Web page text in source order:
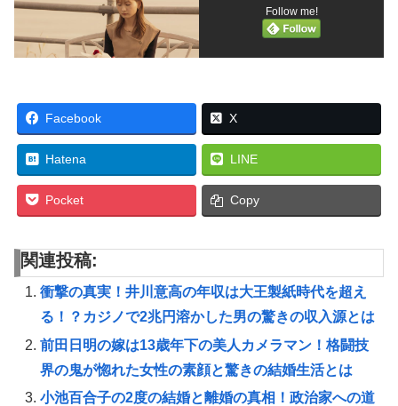
Follow me!
Facebook X
Hatena LINE
Pocket Copy
関連投稿:
衝撃の真実！井川意高の年収は大王製紙時代を超え
る！？カジノで2兆円溶かした男の驚きの収入源とは
前田日明の嫁は13歳年下の美人カメラマン！格闘技
界の鬼が惚れた女性の素顔と驚きの結婚生活とは
小池百合子の2度の結婚と離婚の真相！政治家への道